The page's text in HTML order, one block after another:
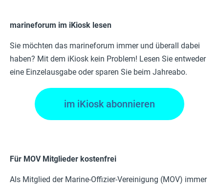
marineforum im iKiosk lesen
Sie möchten das marineforum immer und überall dabei
haben? Mit dem iKiosk kein Problem! Lesen Sie entweder
eine Einzelausgabe oder sparen Sie beim Jahreabo.
im iKiosk abonnieren
Für MOV Mitglieder kostenfrei
Als Mitglied der Marine-Offizier-Vereinigung (MOV) immer